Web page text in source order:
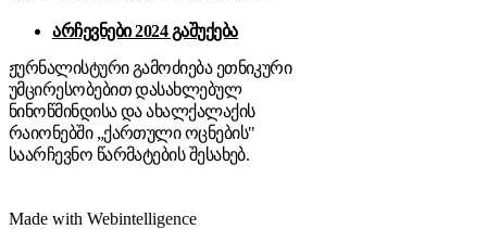
არჩევნები 2024 გაშუქება
ჟურნალისტური გამოძიება ეთნიკური
უმცირესობებით დასახლებულ
ნინოწმინდისა და ახალქალაქის
რაიონებში „ქართული ოცნების"
საარჩევნო წარმატების შესახებ.
Made with Webintelligence